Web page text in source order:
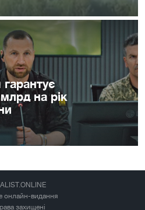
на рік
онлайн-видання
захищені